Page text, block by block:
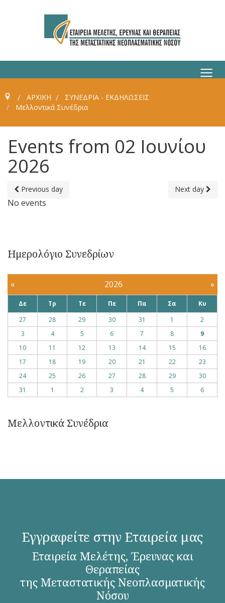
≡
ΑΡΧΙΚΗ
ΣΥΝΈΔΡΙΑ - ΕΚΔΗΛΏΣΕΙΣ
Μελλοντικά Συνέδρια
Events from 02 Ιουνίου
2026
Previous day Next day
No events
Ημερολόγιο Συνεδρίων
« 2026 »
Δε Τρ Τε Πε Πα Σα
Κυ
27
28 29 30 31 1
2
3
4 5 6 7 8
9
10
11 12 13 14 15
16
17
18 19 20 21 22
23
24
25 26 27 28 29
30
31
1 2 3 4 5 6
Μελλοντικά Συνέδρια
Εγγραφείτε στην Εταιρεία μας
Εταιρεία Μελέτης, Έρευνας και
Θεραπείας
της Μεταστατικής Νεοπλασματικής
Νόσου